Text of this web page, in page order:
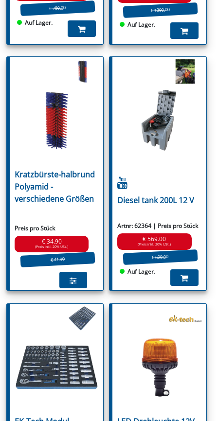
€ 789.00
Auf Lager.
€ 1399.00
Auf Lager.
Kratzbürste-halbrund
Polyamid -
verschiedene Größen
Preis pro Stück
€ 34.90
(Preis inkl. 20% USt.)
€ 41.90
Diesel tank 200L 12 V
Artnr: 62364 | Preis pro Stück
€ 569.00
(Preis inkl. 20% USt.)
€ 699.00
Auf Lager.